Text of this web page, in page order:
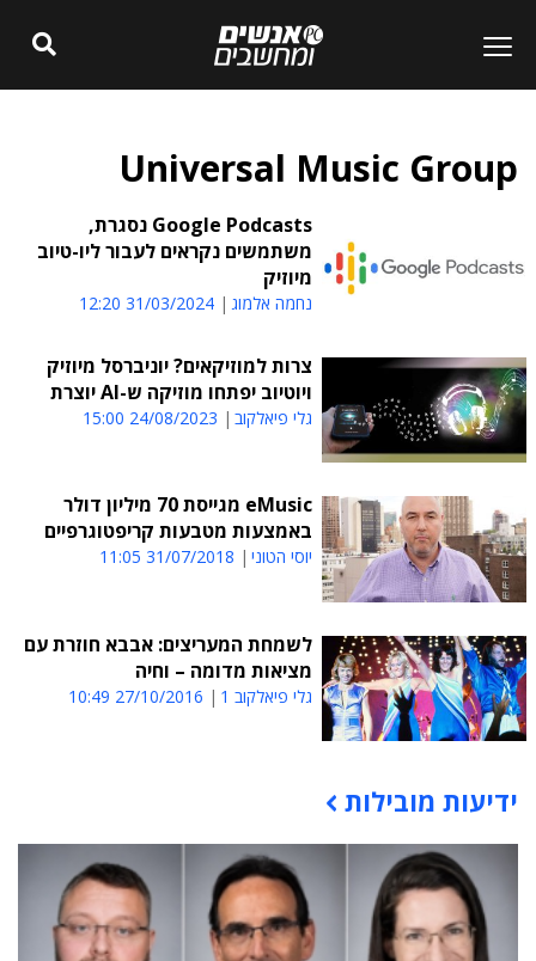
Universal Music Group
Google Podcasts נסגרת,
משתמשים נקראים לעבור ליו-טיוב
מיוזיק
נחמה אלמוג 31/03/2024 12:20
צרות למוזיקאים? יוניברסל מיוזיק
ויוטיוב יפתחו מוזיקה ש-AI יוצרת
גלי פיאלקוב 24/08/2023 15:00
eMusic מגייסת 70 מיליון דולר
באמצעות מטבעות קריפטוגרפיים
יוסי הטוני 31/07/2018 11:05
לשמחת המעריצים: אבבא חוזרת עם
מציאות מדומה – וחיה
גלי פיאלקוב 1 27/10/2016 10:49
תוכן פרסומי
ידיעות מובילות